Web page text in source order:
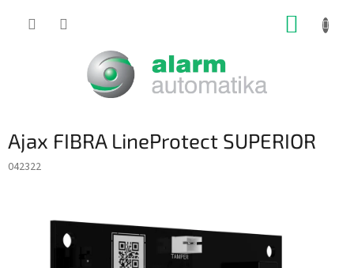
Ajax FIBRA LineProtect SUPERIOR
042322